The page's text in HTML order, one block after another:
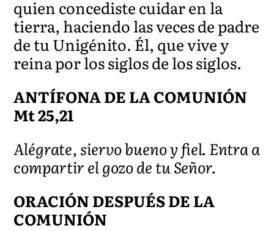
quien concediste cuidar en la
tierra, haciendo las veces de padre
de tu Unigénito. Él, que vive y
reina por los siglos de los siglos.
ANTÍFONA DE LA COMUNIÓN
Mt 25,21
Alégrate, siervo bueno y fiel. Entra a
compartir el gozo de tu Señor.
ORACIÓN DESPUÉS DE LA
COMUNIÓN